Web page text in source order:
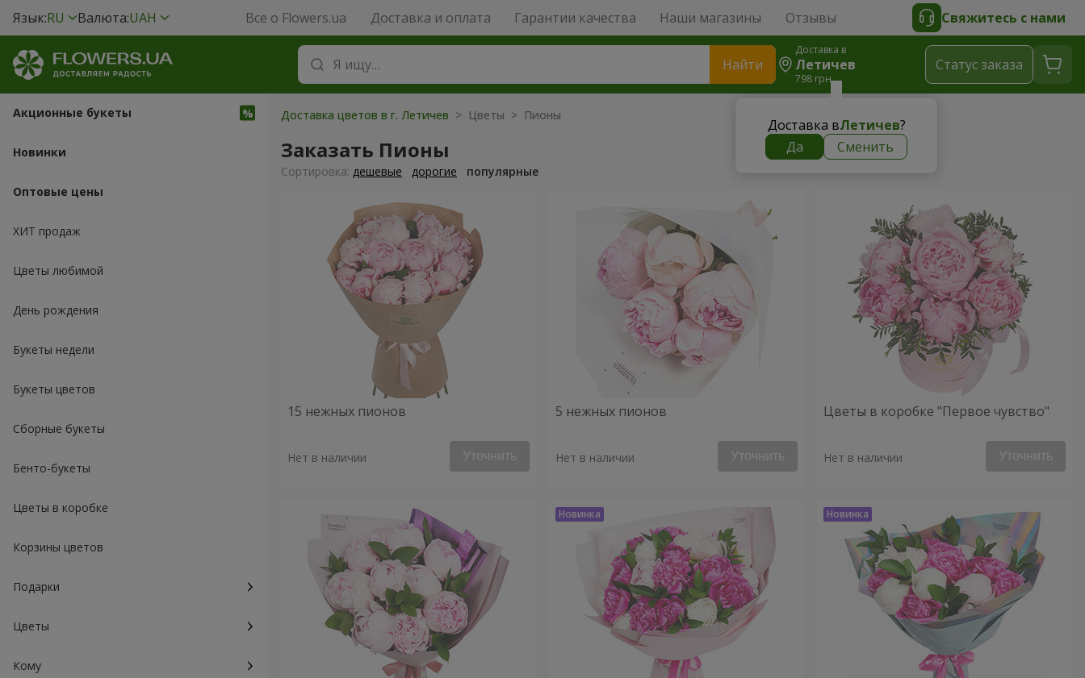
Язык:RU Валюта:UAH Все о Flowers.ua Доставка и оплата Гарантии качества Наши магазины Отзывы Свяжитесь с нами
Найти
Доставка в
Летичев
798 грн
Доставка вЛетичев?
Да
Сменить
Cтатус заказа
Акционные букеты
Новинки
Оптовые цены
ХИТ продаж
Цветы любимой
День рождения
Букеты недели
Букеты цветов
Сборные букеты
Бенто-букеты
Цветы в коробке
Корзины цветов
Подарки
Цветы
Кому
Доставка цветов в г. Летичев > Цветы > Пионы
Заказать Пионы
Cортировка: дешевые дорогие популярные
15 нежных пионов
Нет в наличии Уточнить
5 нежных пионов
Нет в наличии Уточнить
Цветы в коробке "Первое чувство"
Нет в наличии Уточнить